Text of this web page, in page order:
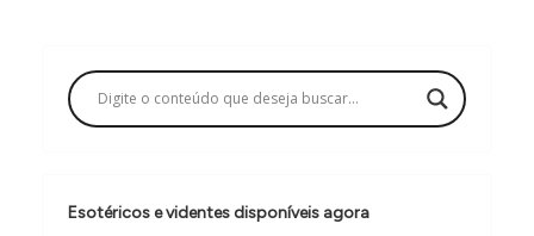
ç
ã
d
Esotéricos e videntes disponíveis agora